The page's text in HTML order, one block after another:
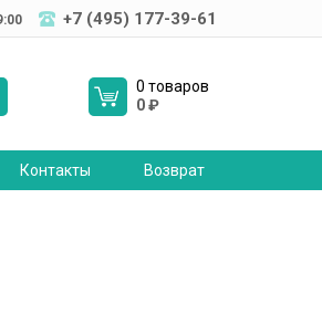
+7 (495) 177-39-61
0 товаров
0₽
Контакты Возврат